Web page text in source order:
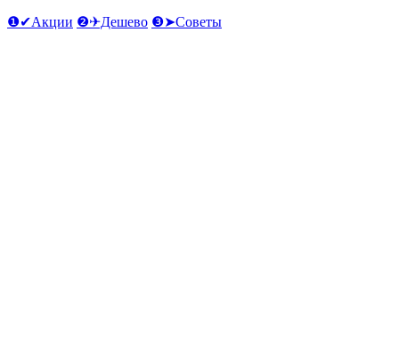
❶✔Акции ❷✈Дешево ❸➤Советы